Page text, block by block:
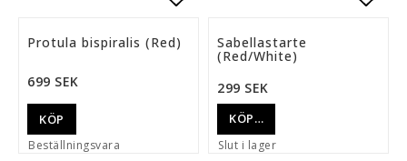
Lägg till i favoritlistan
Protula bispiralis (Red)
699 SEK
Beställningsvara
KÖP
Sabellastarte
(Red/White)
299 SEK
Slut i lager
KÖP…